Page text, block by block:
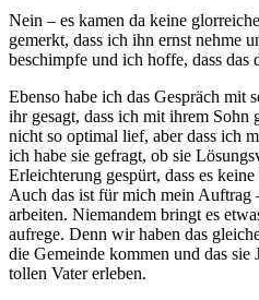
Nein – es kamen da keine
gemerkt, dass ich ihn ernst nehme
beschimpfe und ich hoffe, dass das
Ebenso habe ich das Gespräch mit
ihr gesagt, dass ich mit ihrem Sohn
nicht so optimal lief, aber dass ich
ich habe sie gefragt, ob sie
Erleichterung gespürt, dass es
Auch das ist für mich mein Auftrag
arbeiten. Niemandem bringt es
aufrege. Denn wir haben das
die Gemeinde kommen und das sie
tollen Vater erleben.